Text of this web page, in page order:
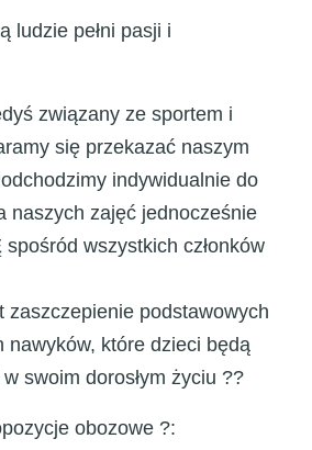
ludzie pełni pasji i
związany ze sportem i
się przekazać naszym
indywidualnie do
naszych zajęć jednocześnie
wszystkich członków
zaszczepienie podstawowych
nawyków, które dzieci będą
swoim dorosłym życiu ??
obozowe ?: